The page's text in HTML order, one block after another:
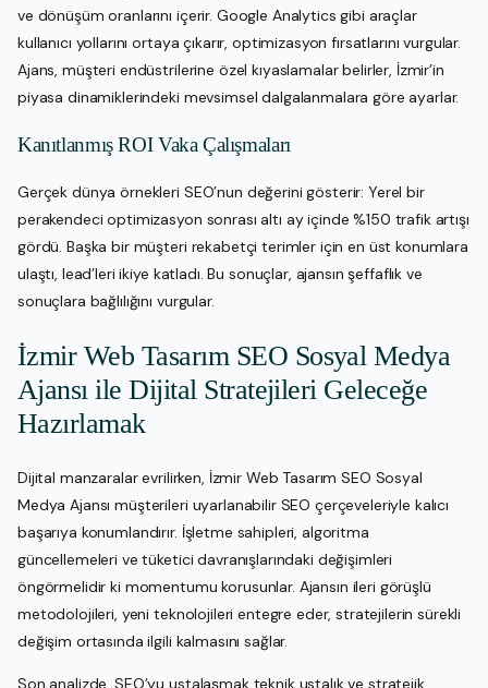
ve dönüşüm oranlarını içerir. Google Analytics gibi araçlar
kullanıcı yollarını ortaya çıkarır, optimizasyon fırsatlarını vurgular.
Ajans, müşteri endüstrilerine özel kıyaslamalar belirler, İzmir’in
piyasa dinamiklerindeki mevsimsel dalgalanmalara göre ayarlar.
Kanıtlanmış ROI Vaka Çalışmaları
Gerçek dünya örnekleri SEO’nun değerini gösterir: Yerel bir
perakendeci optimizasyon sonrası altı ay içinde %150 trafik artışı
gördü. Başka bir müşteri rekabetçi terimler için en üst konumlara
ulaştı, lead’leri ikiye katladı. Bu sonuçlar, ajansın şeffaflık ve
sonuçlara bağlılığını vurgular.
İzmir Web Tasarım SEO Sosyal Medya
Ajansı ile Dijital Stratejileri Geleceğe
Hazırlamak
Dijital manzaralar evrilirken, İzmir Web Tasarım SEO Sosyal
Medya Ajansı müşterileri uyarlanabilir SEO çerçeveleriyle kalıcı
başarıya konumlandırır. İşletme sahipleri, algoritma
güncellemeleri ve tüketici davranışlarındaki değişimleri
öngörmelidir ki momentumu korusunlar. Ajansın ileri görüşlü
metodolojileri, yeni teknolojileri entegre eder, stratejilerin sürekli
değişim ortasında ilgili kalmasını sağlar.
Son analizde, SEO’yu ustalaşmak teknik ustalık ve stratejik